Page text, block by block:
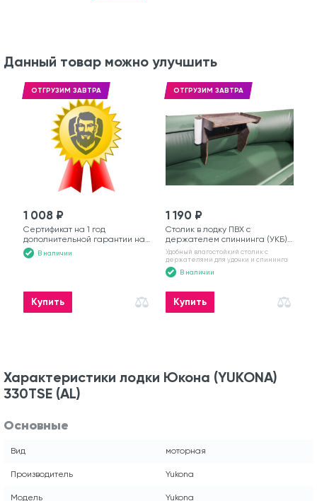
Данный товар можно улучшить
ОТГРУЗИМ ЗАВТРА
1 008 ₽
Сертификат на 1 год
дополнительной гарантии на
моторную лодку
В наличии
Купить
ОТГРУЗИМ ЗАВТРА
1 190 ₽
Столик в лодку ПВХ с
держателем спиннинга (УКБ)
№6
Удобный влагостойкий столик с
держателями для удочки и спининга
В наличии
Купить
Характеристики лодки Юкона (YUKONA)
330TSE (AL)
Основные
Вид моторная
Производитель Yukona
Модель Yukona